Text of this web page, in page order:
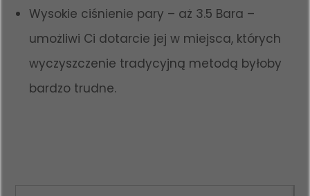
Wysokie ciśnienie pary – aż 3.5 Bara –
umożliwi Ci dotarcie jej w miejsca, których
wyczyszczenie tradycyjną metodą byłoby
bardzo trudne.